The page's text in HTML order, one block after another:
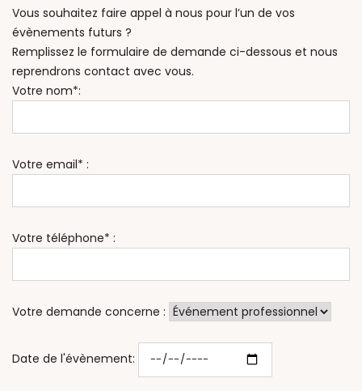
Vous souhaitez faire appel à nous pour l’un de vos
évènements futurs ?
Remplissez le formulaire de demande ci-dessous et nous
reprendrons contact avec vous.
Votre nom*:
Votre email* :
Votre téléphone* :
Votre demande concerne :
Date de l'évènement: